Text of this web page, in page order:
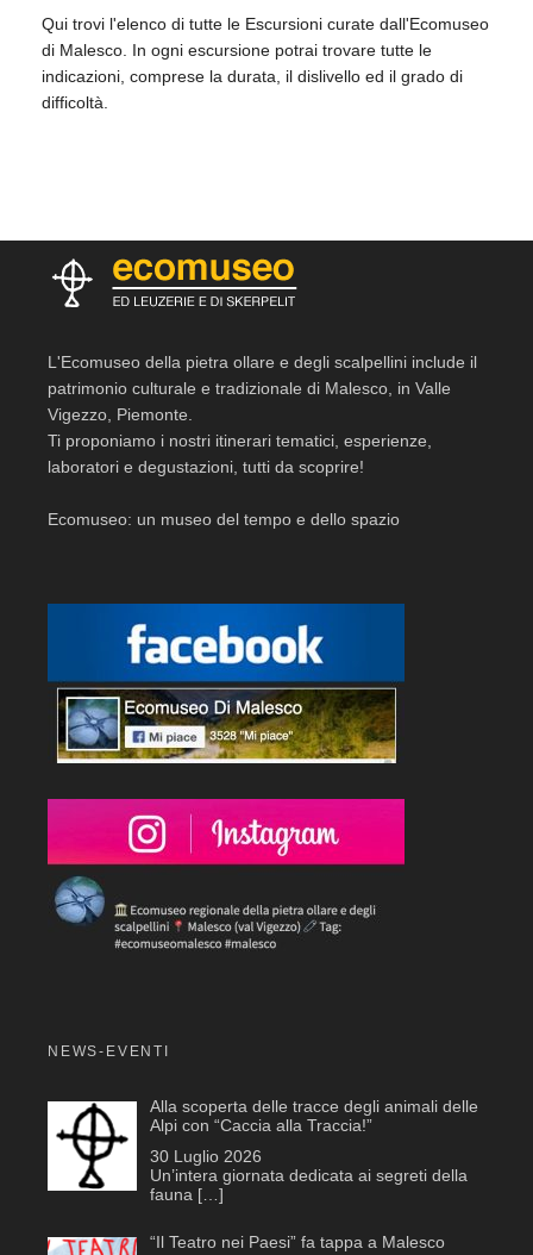
Qui trovi l'elenco di tutte le Escursioni curate dall'Ecomuseo
di Malesco. In ogni escursione potrai trovare tutte le
indicazioni, comprese la durata, il dislivello ed il grado di
difficoltà.
L'Ecomuseo della pietra ollare e degli scalpellini include il
patrimonio culturale e tradizionale di Malesco, in Valle
Vigezzo, Piemonte.
Ti proponiamo i nostri itinerari tematici, esperienze,
laboratori e degustazioni, tutti da scoprire!
Ecomuseo: un museo del tempo e dello spazio
NEWS-EVENTI
Alla scoperta delle tracce degli animali delle
Alpi con “Caccia alla Traccia!”
30 Luglio 2026
Un’intera giornata dedicata ai segreti della
fauna […]
“Il Teatro nei Paesi” fa tappa a Malesco